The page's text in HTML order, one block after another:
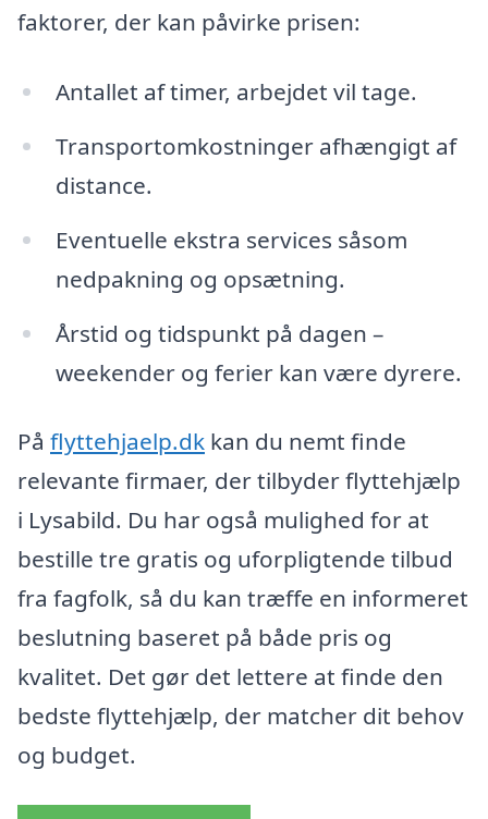
faktorer, der kan påvirke prisen:
Antallet af timer, arbejdet vil tage.
Transportomkostninger afhængigt af
distance.
Eventuelle ekstra services såsom
nedpakning og opsætning.
Årstid og tidspunkt på dagen –
weekender og ferier kan være dyrere.
På flyttehjaelp.dk kan du nemt finde
relevante firmaer, der tilbyder flyttehjælp
i Lysabild. Du har også mulighed for at
bestille tre gratis og uforpligtende tilbud
fra fagfolk, så du kan træffe en informeret
beslutning baseret på både pris og
kvalitet. Det gør det lettere at finde den
bedste flyttehjælp, der matcher dit behov
og budget.